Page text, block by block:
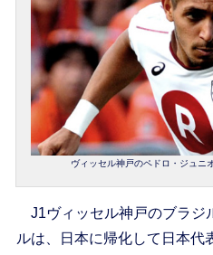
ヴィッセル神戸のペドロ・ジュニ
J1ヴィッセル神戸のブラジ
ルは、日本に帰化して日本代